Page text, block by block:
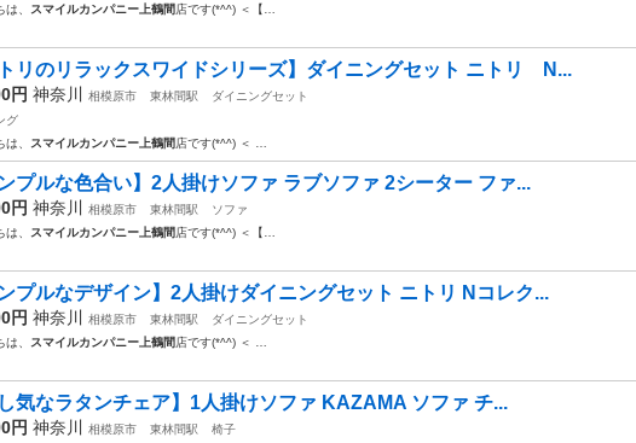
は、 スマイルカンパニー上鶴間店です(*^^) ＜【…
トリのリラックスワイドシリーズ】ダイニングセット ニトリ N...
円 神奈川 相模原市 東林間駅
ダイニングセット
グ
は、 スマイルカンパニー上鶴間店です(*^^) ＜ …
ンプルな色合い】2人掛けソファ ラブソファ 2シーター ファ...
円 神奈川 相模原市 東林間駅
ソファ
は、 スマイルカンパニー上鶴間店です(*^^) ＜【…
ンプルなデザイン】2人掛けダイニングセット ニトリ Nコレク...
円 神奈川 相模原市 東林間駅
ダイニングセット
は、 スマイルカンパニー上鶴間店です(*^^) ＜ …
し気なラタンチェア】1人掛けソファ KAZAMA ソファ チ...
円 神奈川 相模原市 東林間駅
椅子